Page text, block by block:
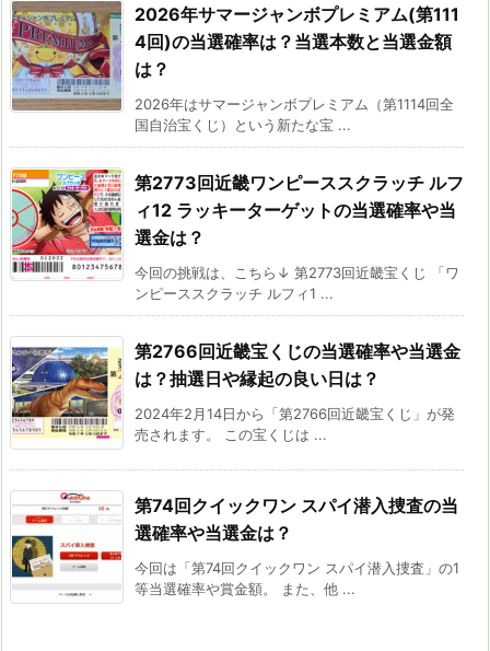
2026年サマージャンボプレミアム(第111
4回)の当選確率は？当選本数と当選金額
は？
2026年はサマージャンボプレミアム（第1114回全
国自治宝くじ）という新たな宝 ...
第2773回近畿ワンピーススクラッチ ルフ
ィ12 ラッキーターゲットの当選確率や当
選金は？
今回の挑戦は、こちら↓ 第2773回近畿宝くじ 「ワ
ンピーススクラッチ ルフィ1 ...
第2766回近畿宝くじの当選確率や当選金
は？抽選日や縁起の良い日は？
2024年2月14日から「第2766回近畿宝くじ」が発
売されます。 この宝くじは ...
第74回クイックワン スパイ潜入捜査の当
選確率や当選金は？
今回は「第74回クイックワン スパイ潜入捜査」の1
等当選確率や賞金額。 また、他 ...